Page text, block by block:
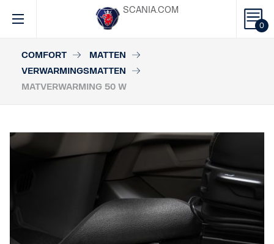
0
SCANIA.COM
COMFORT
MATTEN
VERWARMINGSMATTEN
MATVERWARMING 50 W